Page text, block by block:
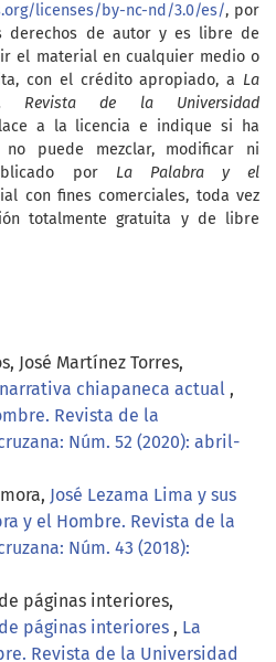
licenses/by-nc-nd/3.0/es/, por
derechos de autor y es libre de
el material en cualquier medio o
con el crédito apropiado, a La
Revista de la Universidad
a la licencia e indique si ha
no puede mezclar, modificar ni
por La Palabra y el
con fines comerciales, toda vez
totalmente gratuita y de libre
José Martínez Torres,
chiapaneca actual ,
Revista de la
Núm. 52 (2020): abril-
José Lezama Lima y sus
y el Hombre. Revista de la
Núm. 43 (2018):
páginas interiores,
páginas interiores , La
Revista de la Universidad